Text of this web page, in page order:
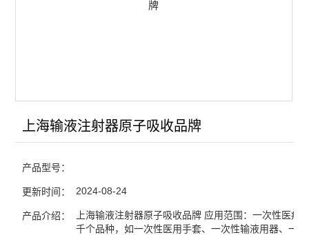
查看全部 >>
上海输液注射器原子吸收品牌
产品型号：
更新时间： 2024-08-24
产品介绍：
上海输液注射器原子吸收品牌 应用范围：一次性医疗
千个品种，如一次性医用手套、一次性输液用器、一